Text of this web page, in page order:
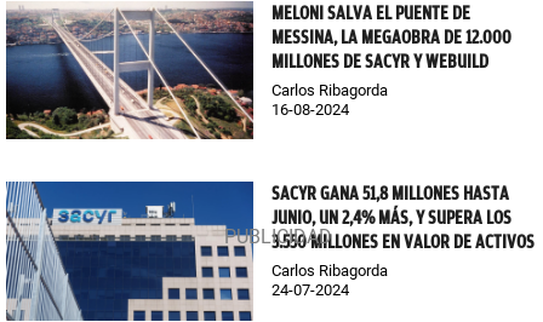
MELONI SALVA EL PUENTE DE
MESSINA, LA MEGAOBRA DE 12.000
MILLONES DE SACYR Y WEBUILD
Carlos Ribagorda
16-08-2024
SACYR GANA 51,8 MILLONES HASTA
JUNIO, UN 2,4% MÁS, Y SUPERA LOS
3.550 MILLONES EN VALOR DE ACTIVOS
Carlos Ribagorda
24-07-2024